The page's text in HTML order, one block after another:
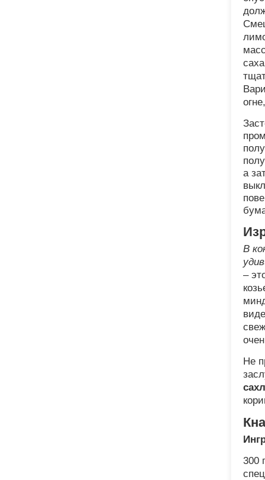
а
В
–
Не
300